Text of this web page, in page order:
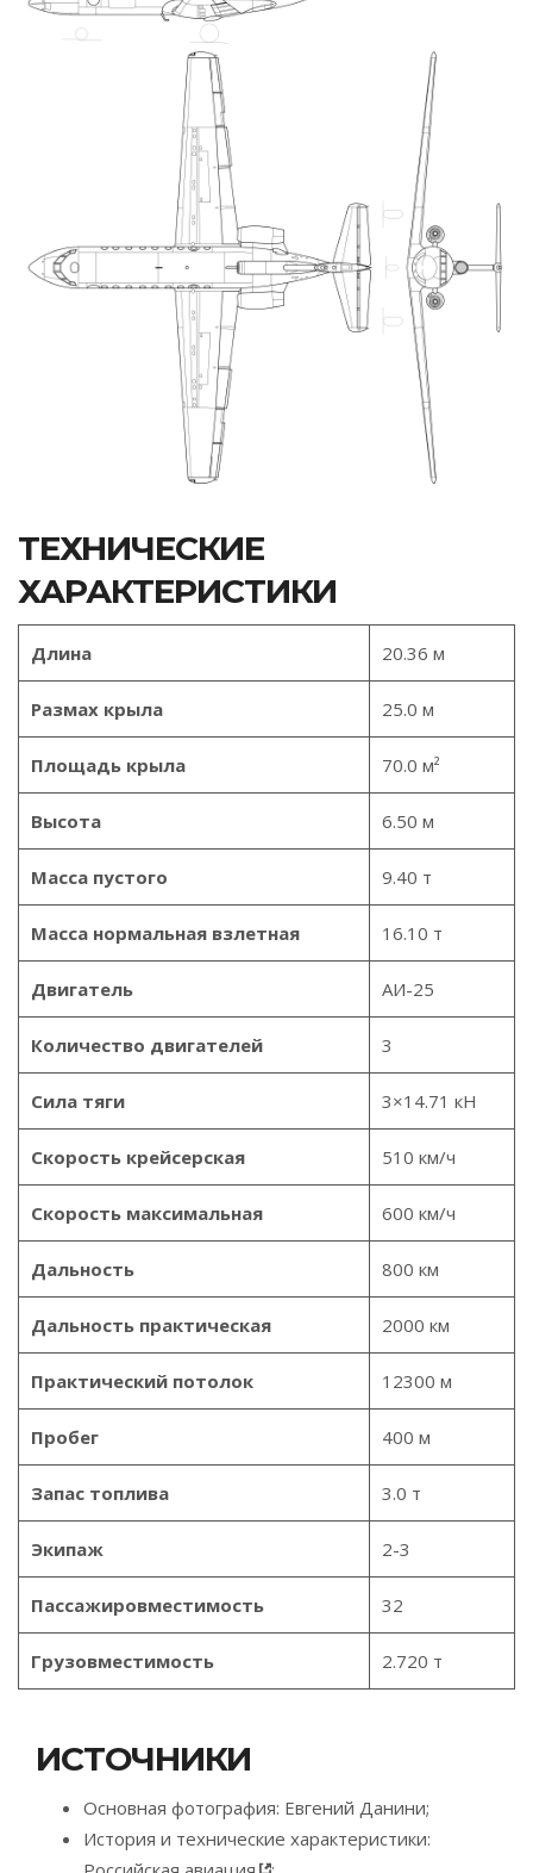
ТЕХНИЧЕСКИЕ
ХАРАКТЕРИСТИКИ
Длина 20.36 м
Размах крыла 25.0 м
Площадь крыла 70.0 м²
Высота 6.50 м
Масса пустого 9.40 т
Масса нормальная взлетная 16.10 т
Двигатель АИ-25
Количество двигателей 3
Сила тяги 3×14.71 кН
Скорость крейсерская 510 км/ч
Скорость максимальная 600 км/ч
Дальность 800 км
Дальность практическая 2000 км
Практический потолок 12300 м
Пробег 400 м
Запас топлива 3.0 т
Экипаж 2-3
Пассажировместимость 32
Грузовместимость 2.720 т
ИСТОЧНИКИ
Основная фотография: Евгений Данини;
История и технические характеристики: